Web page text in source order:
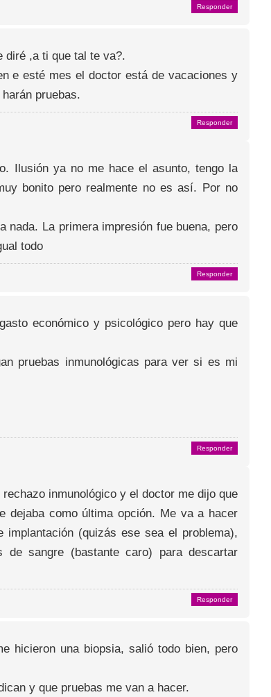
Responder
diré ,a ti que tal te va?.
e esté mes el doctor está de vacaciones y
pruebas.
Responder
Ilusión ya no me hace el asunto, tengo la
bonito pero realmente no es así. Por no
nada. La primera impresión fue buena, pero
todo
Responder
económico y psicológico pero hay que
pruebas inmunológicas para ver si es mi
Responder
inmunológico y el doctor me dijo que
dejaba como última opción. Me va a hacer
implantación (quizás ese sea el problema),
sangre (bastante caro) para descartar
Responder
hicieron una biopsia, salió todo bien, pero
y que pruebas me van a hacer.